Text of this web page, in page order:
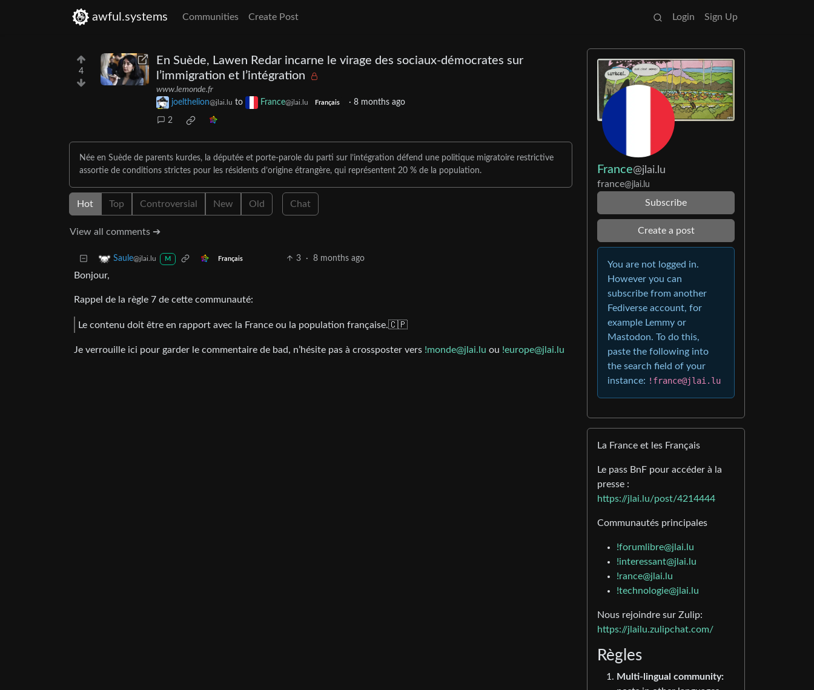
awful.systems Communities Create Post Login Sign Up
4
En Suède, Lawen Redar incarne le virage des sociaux-démocrates sur
l’immigration et l’intégration
www.lemonde.fr
joelthelion@jlai.lu to France@jlai.lu Français · 8 months ago
2
Née en Suède de parents kurdes, la députée et porte-parole du parti sur l’intégration défend une politique migratoire restrictive
assortie de conditions strictes pour les résidents d’origine étrangère, qui représentent 20 % de la population.
Hot Top Controversial New Old Chat
View all comments ➔
Saule@jlai.lu M Français 3 · 8 months ago
Bonjour,
Rappel de la règle 7 de cette communauté:
Le contenu doit être en rapport avec la France ou la population française.🇨🇵
Je verrouille ici pour garder le commentaire de bad, n’hésite pas à crossposter vers !monde@jlai.lu ou !europe@jlai.lu
France@jlai.lu
france@jlai.lu
Subscribe
Create a post
You are not logged in.
However you can
subscribe from another
Fediverse account, for
example Lemmy or
Mastodon. To do this,
paste the following into
the search field of your
instance: !france@jlai.lu
La France et les Français
Le pass BnF pour accéder à la
presse :
https://jlai.lu/post/4214444
Communautés principales
!forumlibre@jlai.lu
!interessant@jlai.lu
!rance@jlai.lu
!technologie@jlai.lu
Nous rejoindre sur Zulip:
https://jlailu.zulipchat.com/
Règles
Multi-lingual community: